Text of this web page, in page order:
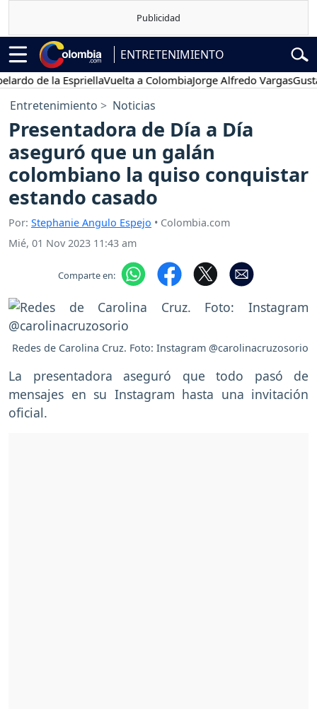
ENTRETENIMIENTO
de la EspriellaVuelta a ColombiaJorge Alfredo VargasGustavo
Entretenimiento Noticias
Presentadora de Día a Día
aseguró que un galán
colombiano la quiso conquistar
estando casado
Por: Stephanie Angulo Espejo • Colombia.com
Mié, 01 Nov 2023 11:43 am
Comparte en:
Redes de Carolina Cruz. Foto: Instagram @carolinacruzosorio
La presentadora aseguró que todo pasó de
mensajes en su Instagram hasta una invitación
oficial.